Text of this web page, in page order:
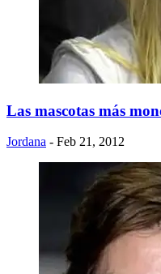
Las mascotas más
Jordana - Feb 21, 2012